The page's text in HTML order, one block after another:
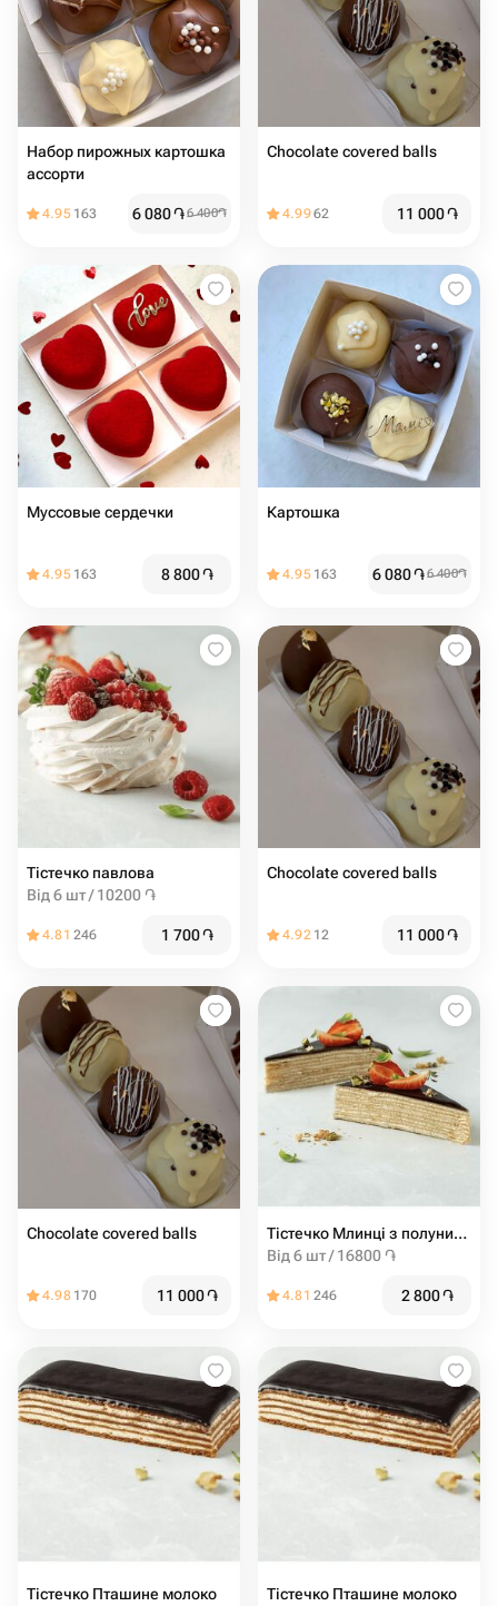
Набор пирожных картошка
ассорти
4.95 163 6 080֏6 400֏
Chocolate covered balls
4.9962 11 000֏
Муссовые сердечки
4.95 163 8 800֏
Картошка
4.95 163 6 080֏6 400֏
Тістечко павлова
Від 6 шт / 10200 ֏
4.81 246 1 700֏
Chocolate covered balls
4.92 12 11 000֏
Chocolate covered balls
4.98 170 11 000֏
Тістечко Млинці з полуницею
Від 6 шт / 16800 ֏
4.81 246 2 800֏
Тістечко Пташине молоко Тістечко Пташине молоко